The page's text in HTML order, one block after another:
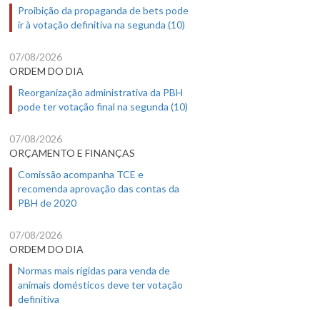
Proibição da propaganda de bets pode
ir à votação definitiva na segunda (10)
07/08/2026
ORDEM DO DIA
Reorganização administrativa da PBH
pode ter votação final na segunda (10)
07/08/2026
ORÇAMENTO E FINANÇAS
Comissão acompanha TCE e
recomenda aprovação das contas da
PBH de 2020
07/08/2026
ORDEM DO DIA
Normas mais rígidas para venda de
animais domésticos deve ter votação
definitiva